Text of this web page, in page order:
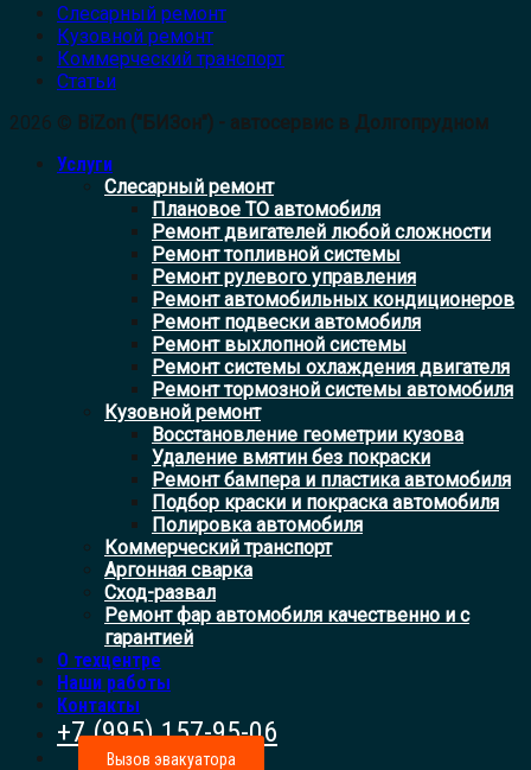
Слесарный ремонт
Кузовной ремонт
Коммерческий транспорт
Статьи
2026 © BiZon ("БИЗон") - автосервис в Долгопрудном
Услуги
Слесарный ремонт
Плановое ТО автомобиля
Ремонт двигателей любой сложности
Ремонт топливной системы
Ремонт рулевого управления
Ремонт автомобильных кондиционеров
Ремонт подвески автомобиля
Ремонт выхлопной системы
Ремонт системы охлаждения двигателя
Ремонт тормозной системы автомобиля
Кузовной ремонт
Восстановление геометрии кузова
Удаление вмятин без покраски
Ремонт бампера и пластика автомобиля
Подбор краски и покраска автомобиля
Полировка автомобиля
Коммерческий транспорт
Аргонная сварка
Сход-развал
Ремонт фар автомобиля качественно и с
гарантией
О техцентре
Наши работы
Контакты
+7 (995) 157-95-06
Вызов эвакуатора